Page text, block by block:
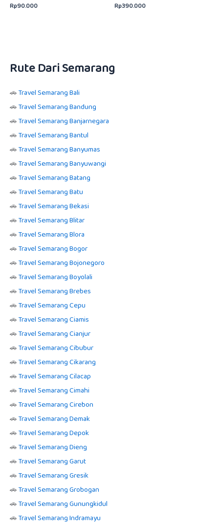
Dinilai
5.00
Rp90.000
Dinilai
5.00
Rp390.000
Rute Dari Semarang
🚗Travel Semarang Bali
🚗Travel Semarang Bandung
🚗Travel Semarang Banjarnegara
🚗Travel Semarang Bantul
🚗Travel Semarang Banyumas
🚗Travel Semarang Banyuwangi
🚗Travel Semarang Batang
🚗Travel Semarang Batu
🚗Travel Semarang Bekasi
🚗Travel Semarang Blitar
🚗Travel Semarang Blora
🚗Travel Semarang Bogor
🚗Travel Semarang Bojonegoro
🚗Travel Semarang Boyolali
🚗Travel Semarang Brebes
🚗Travel Semarang Cepu
🚗Travel Semarang Ciamis
🚗Travel Semarang Cianjur
🚗Travel Semarang Cibubur
🚗Travel Semarang Cikarang
🚗Travel Semarang Cilacap
🚗Travel Semarang Cimahi
🚗Travel Semarang Cirebon
🚗Travel Semarang Demak
🚗Travel Semarang Depok
🚗Travel Semarang Dieng
🚗Travel Semarang Garut
🚗Travel Semarang Gresik
🚗Travel Semarang Grobogan
🚗Travel Semarang Gunungkidul
🚗Travel Semarang Indramayu